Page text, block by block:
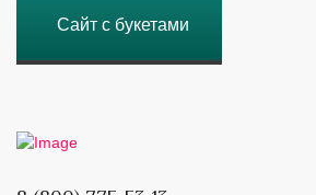
Сайт с букетами